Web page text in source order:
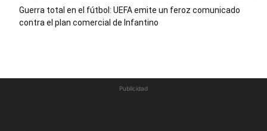
Guerra total en el fútbol: UEFA emite un feroz comunicado
contra el plan comercial de Infantino
Publicidad